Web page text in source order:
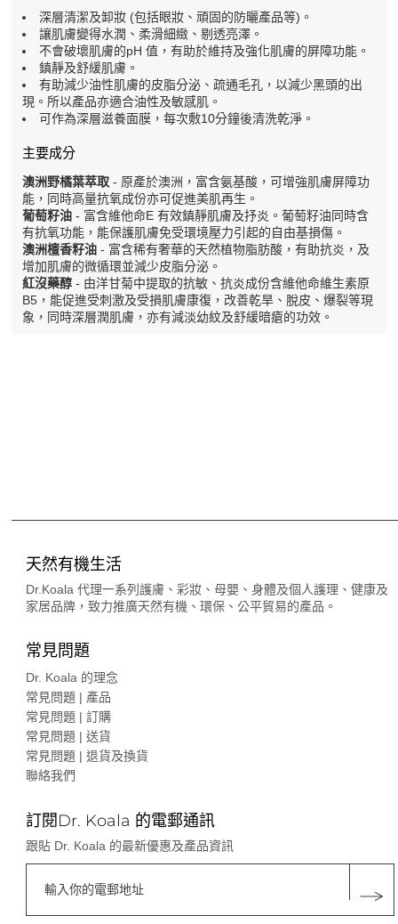
深層清潔及卸妝 (包括眼妝、頑固的防曬產品等)。
讓肌膚變得水潤、柔滑細緻、剔透亮澤。
不會破壞肌膚的pH 值，有助於維持及強化肌膚的屏障功能。
鎮靜及舒緩肌膚。
有助減少油性肌膚的皮脂分泌、疏通毛孔，以減少黑頭的出
現。所以產品亦適合油性及敏感肌。
可作為深層滋養面膜，每次敷10分鐘後清洗乾淨。
主要成分
澳洲野橘葉萃取 - 原產於澳洲，富含氨基酸，可增強肌膚屏障功
能，同時高量抗氧成份亦可促進美肌再生。
葡萄籽油 - 富含維他命E 有效鎮靜肌膚及抒炎。葡萄籽油同時含
有抗氧功能，能保護肌膚免受環境壓力引起的自由基損傷。
澳洲檀香籽油 - 富含稀有奢華的天然植物脂肪酸，有助抗炎，及
增加肌膚的微循環並減少皮脂分泌。
紅沒藥醇 - 由洋甘菊中提取的抗敏、抗炎成份含維他命維生素原
B5，能促進受刺激及受損肌膚康復，改善乾旱、脫皮、爆裂等現
象，同時深層潤肌膚，亦有減淡幼紋及舒緩暗瘡的功效。
天然有機生活
Dr.Koala 代理一系列護膚、彩妝、母嬰、身體及個人護理、健康及
家居品牌，致力推廣天然有機、環保、公平貿易的產品。
常見問題
Dr. Koala 的理念
常見問題 | 產品
常見問題 | 訂購
常見問題 | 送貨
常見問題 | 退貨及換貨
聯絡我們
訂閱Dr. Koala 的電郵通訊
跟貼 Dr. Koala 的最新優惠及產品資訊